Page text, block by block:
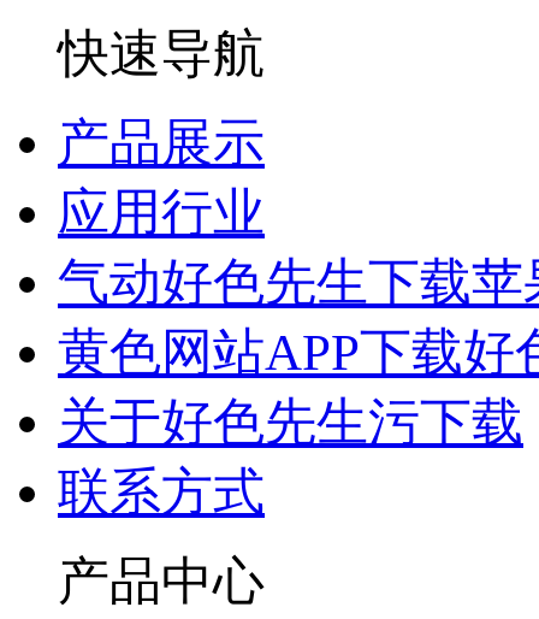
快速导航
产品展示
应用行业
气动好色先生下载
黄色网站APP下载好
关于好色先生污下载
联系方式
产品中心